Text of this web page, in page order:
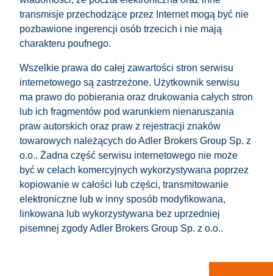
transmisje przechodzące przez Internet mogą być nie
pozbawione ingerencji osób trzecich i nie mają
charakteru poufnego.
Wszelkie prawa do całej zawartości stron serwisu
internetowego są zastrzeżone. Użytkownik serwisu
ma prawo do pobierania oraz drukowania całych stron
lub ich fragmentów pod warunkiem nienaruszania
praw autorskich oraz praw z rejestracji znaków
towarowych należących do Adler Brokers Group Sp. z
o.o.. Żadna część serwisu internetowego nie może
być w celach komercyjnych wykorzystywana poprzez
kopiowanie w całości lub części, transmitowanie
elektroniczne lub w inny sposób modyfikowana,
linkowana lub wykorzystywana bez uprzedniej
pisemnej zgody Adler Brokers Group Sp. z o.o..